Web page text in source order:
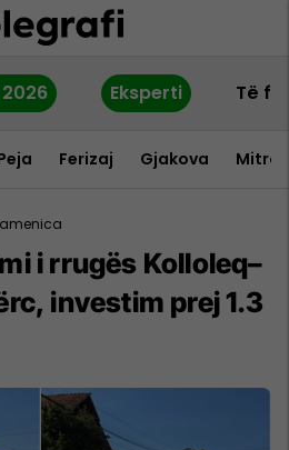
Eksperti Të
Ferizaj Gjakova
i rrugës Kolloleq–
investim prej 1.3